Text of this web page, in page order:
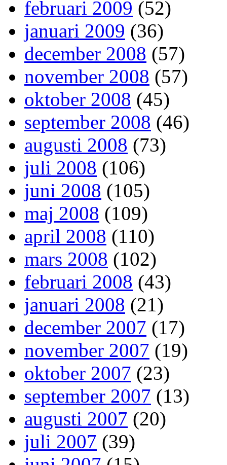
februari 2009 (52)
januari 2009 (36)
december 2008 (57)
november 2008 (57)
oktober 2008 (45)
september 2008 (46)
augusti 2008 (73)
juli 2008 (106)
juni 2008 (105)
maj 2008 (109)
april 2008 (110)
mars 2008 (102)
februari 2008 (43)
januari 2008 (21)
december 2007 (17)
november 2007 (19)
oktober 2007 (23)
september 2007 (13)
augusti 2007 (20)
juli 2007 (39)